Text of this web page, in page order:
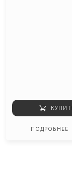
ПОДРОБНЕЕ